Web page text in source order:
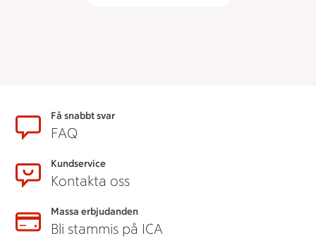
SidfotFå snabbt svar
FAQ
Kundservice
Kontakta oss
Massa erbjudanden
Bli stammis på ICA